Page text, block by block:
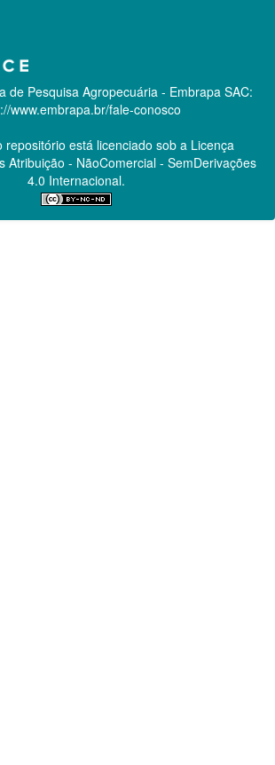
de Pesquisa Agropecuária - Embrapa SAC:
www.embrapa.br/fale-conosco
repositório está licenciado sob a Licença
Atribuição - NãoComercial - SemDerivações
4.0 Internacional.